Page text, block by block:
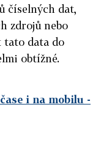
číselných dat,
zdrojů nebo
tato data do
obtížné.
i na mobilu -